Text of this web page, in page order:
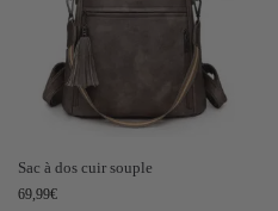
Sac à dos cuir souple
69,99€